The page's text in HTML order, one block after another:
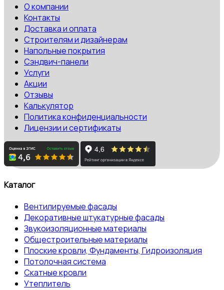
О компании
Контакты
Доставка и оплата
Строителям и дизайнерам
Напольные покрытия
Сэндвич-панели
Услуги
Акции
Отзывы
Калькулятор
Политика конфиденциальности
Лицензии и сертификаты
Каталог
Вентилируемые фасады
Декоративные штукатурные фасады
Звукоизоляционные материалы
Общестроительные материалы
Плоские кровли, Фундаменты, Гидроизоляция
Потолочная система
Скатные кровли
Утеплитель